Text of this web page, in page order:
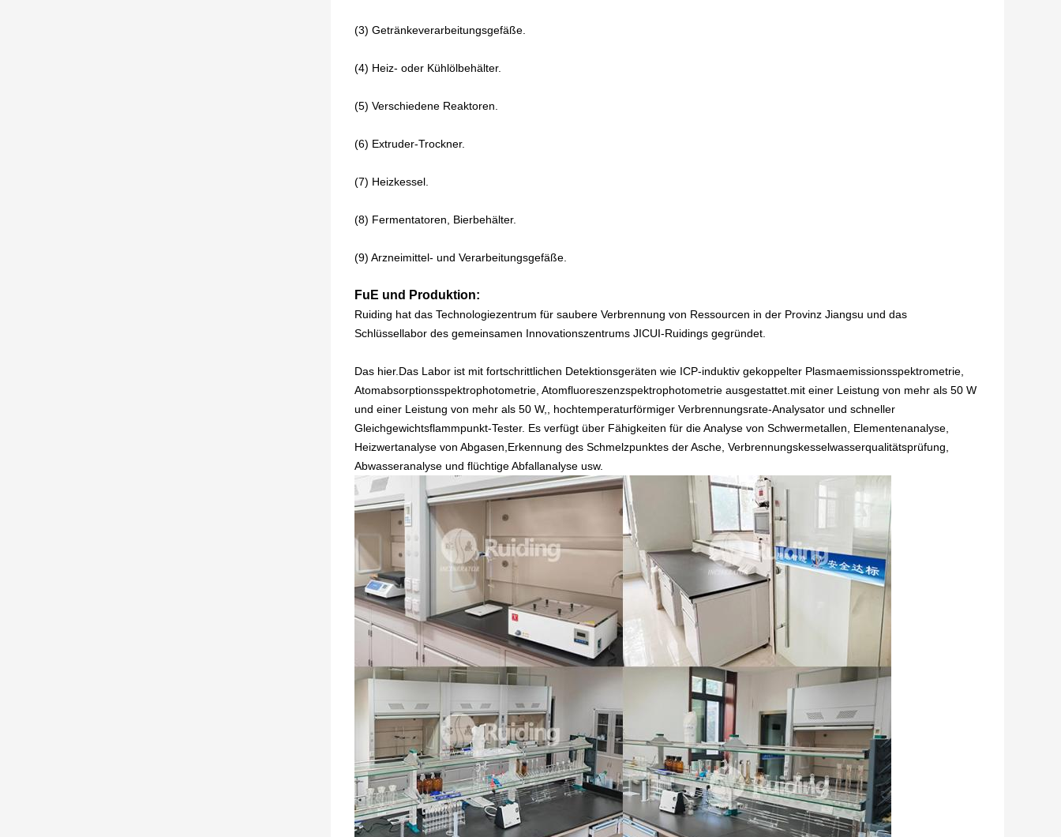
(3) Getränkeverarbeitungsgefäße.
(4) Heiz- oder Kühlölbehälter.
(5) Verschiedene Reaktoren.
(6) Extruder-Trockner.
(7) Heizkessel.
(8) Fermentatoren, Bierbehälter.
(9) Arzneimittel- und Verarbeitungsgefäße.
FuE und Produktion:
Ruiding hat das Technologiezentrum für saubere Verbrennung von Ressourcen in der Provinz Jiangsu und das
Schlüssellabor des gemeinsamen Innovationszentrums JICUI-Ruidings gegründet.
Das hier.Das Labor ist mit fortschrittlichen Detektionsgeräten wie ICP-induktiv gekoppelter Plasmaemissionsspektrometrie,
Atomabsorptionsspektrophotometrie, Atomfluoreszenzspektrophotometrie ausgestattet.mit einer Leistung von mehr als 50 W
und einer Leistung von mehr als 50 W,, hochtemperaturförmiger Verbrennungsrate-Analysator und schneller
Gleichgewichtsflammpunkt-Tester. Es verfügt über Fähigkeiten für die Analyse von Schwermetallen, Elementenanalyse,
Heizwertanalyse von Abgasen,Erkennung des Schmelzpunktes der Asche, Verbrennungskesselwasserqualitätsprüfung,
Abwasseranalyse und flüchtige Abfallanalyse usw.